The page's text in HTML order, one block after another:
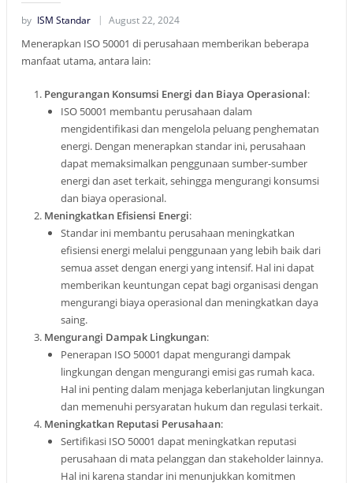
by ISM Standar August 22, 2024
Menerapkan ISO 50001 di perusahaan memberikan beberapa
manfaat utama, antara lain:
Pengurangan Konsumsi Energi dan Biaya Operasional:
ISO 50001 membantu perusahaan dalam
mengidentifikasi dan mengelola peluang penghematan
energi. Dengan menerapkan standar ini, perusahaan
dapat memaksimalkan penggunaan sumber-sumber
energi dan aset terkait, sehingga mengurangi konsumsi
dan biaya operasional.
Meningkatkan Efisiensi Energi:
Standar ini membantu perusahaan meningkatkan
efisiensi energi melalui penggunaan yang lebih baik dari
semua asset dengan energi yang intensif. Hal ini dapat
memberikan keuntungan cepat bagi organisasi dengan
mengurangi biaya operasional dan meningkatkan daya
saing.
Mengurangi Dampak Lingkungan:
Penerapan ISO 50001 dapat mengurangi dampak
lingkungan dengan mengurangi emisi gas rumah kaca.
Hal ini penting dalam menjaga keberlanjutan lingkungan
dan memenuhi persyaratan hukum dan regulasi terkait.
Meningkatkan Reputasi Perusahaan:
Sertifikasi ISO 50001 dapat meningkatkan reputasi
perusahaan di mata pelanggan dan stakeholder lainnya.
Hal ini karena standar ini menunjukkan komitmen